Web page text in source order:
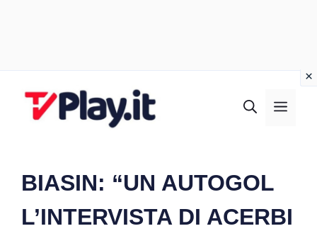
BIASIN: “UN AUTOGOL
L’INTERVISTA DI ACERBI